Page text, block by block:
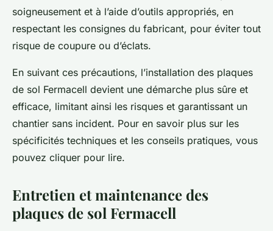
soigneusement et à l’aide d’outils appropriés, en
respectant les consignes du fabricant, pour éviter tout
risque de coupure ou d’éclats.
En suivant ces précautions, l’installation des plaques
de sol Fermacell devient une démarche plus sûre et
efficace, limitant ainsi les risques et garantissant un
chantier sans incident. Pour en savoir plus sur les
spécificités techniques et les conseils pratiques, vous
pouvez cliquer pour lire.
Entretien et maintenance des
plaques de sol Fermacell